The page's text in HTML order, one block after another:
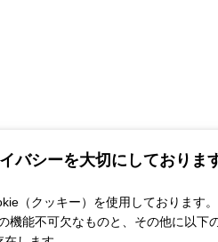
バシーを大切にしておりま
（クッキー）を使用しております。
機能不可欠なものと、その他に以下